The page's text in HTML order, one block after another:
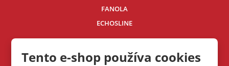
Tento e-shop používa cookies
FANOLA
ECHOSLINE
Kontaktujte nás